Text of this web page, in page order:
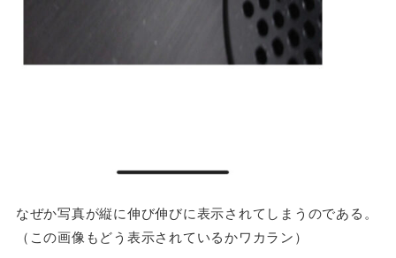
なぜか写真が縦に伸び伸びに表示されてしまうのである。
（この画像もどう表示されているかワカラン）